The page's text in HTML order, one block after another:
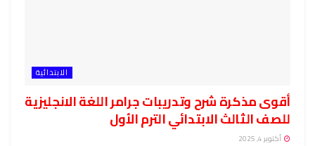
الابتدائية
أقوى مذكرة شرح وتدريبات جرامر اللغة الانجليزية
للصف الثالث الابتدائي الترم الأول
أكتوبر 4, 2025